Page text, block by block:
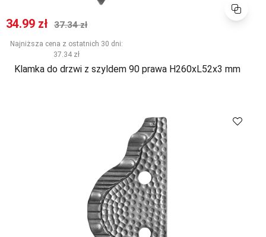
Porównaj
Cena promocyjna
34.99 zł Normalna cena
37.34 zł
Najniższa cena z ostatnich 30 dni:
37.34 zł
Klamka do drzwi z szyldem 90 prawa H260xL52x3 mm